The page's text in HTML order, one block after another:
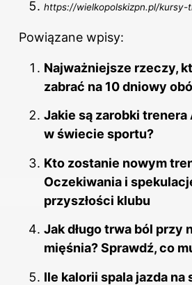
https://wielkopolskizpn.pl/kursy-
Powiązane wpisy:
Najważniejsze rzeczy,
zabrać na 10 dniowy
Jakie są zarobki trenera
w świecie sportu?
Kto zostanie nowym
Oczekiwania i
przyszłości klubu
Jak długo trwa ból przy
mięśnia? Sprawdź, co
Ile kalorii spala jazda na